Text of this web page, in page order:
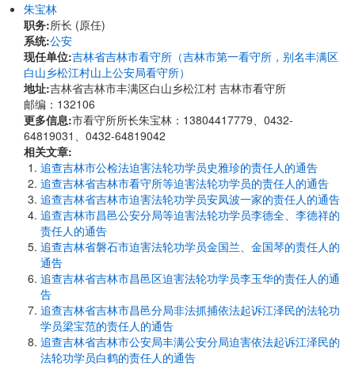
朱宝林
职务:所长 (原任)
系统:公安
现任单位:吉林省吉林市看守所（吉林市第一看守所，别名丰满区
白山乡松江村山上公安局看守所）
地址:吉林省吉林市丰满区白山乡松江村 吉林市看守所
邮编：132106
更多信息:市看守所所长朱宝林：13804417779、0432-
64819031、0432-64819042
相关文章:
追查吉林市公检法迫害法轮功学员史雅珍的责任人的通告
追查吉林省吉林市看守所等迫害法轮功学员的责任人的通告
追查吉林省吉林市迫害法轮功学员安凤波一家的责任人的通告
追查吉林市昌邑公安分局等迫害法轮功学员李德全、李德祥的
责任人的通告
追查吉林省磐石市迫害法轮功学员金国兰、金国琴的责任人的
通告
追查吉林省吉林市昌邑区迫害法轮功学员李玉华的责任人的通
告
追查吉林省吉林市昌邑分局非法抓捕依法起诉江泽民的法轮功
学员梁宝范的责任人的通告
追查吉林省吉林市公安局丰满公安分局迫害依法起诉江泽民的
法轮功学员白鹤的责任人的通告